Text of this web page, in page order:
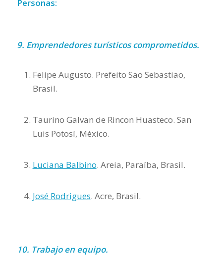
Personas:
9. Emprendedores turísticos comprometidos.
Felipe Augusto. Prefeito Sao Sebastiao,
Brasil.
Taurino Galvan de Rincon Huasteco. San
Luis Potosí, México.
Luciana Balbino. Areia, Paraíba, Brasil.
José Rodrigues. Acre, Brasil.
10. Trabajo en equipo.